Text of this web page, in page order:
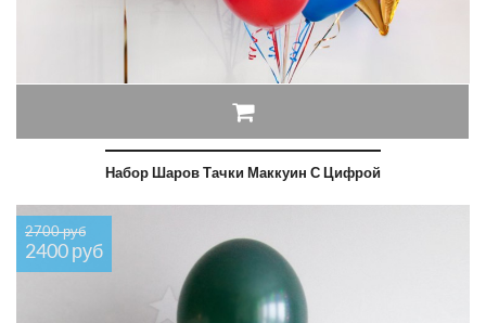
Набор Шаров Тачки Маккуин С Цифрой
2700 руб
2400 руб